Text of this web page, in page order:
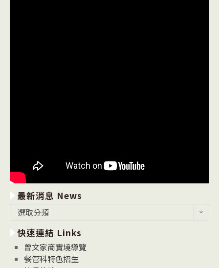
最新消息 News
消
息
News
選取分類
快速連結 Links
曾文家商實境導覽
餐管科特色招生